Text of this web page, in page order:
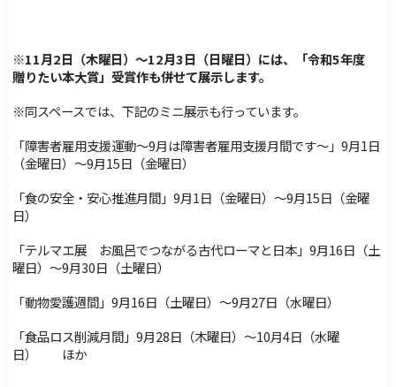
※11月2日（木曜日）～12月3日（日曜日）には、
「令和5年度
贈りたい本大賞」受賞作も併せて展示します。
※同スペースでは、下記のミニ展示も行っています。
「障害者雇用支援運動～9月は障害者雇用支援月間です～」9月1日
（金曜日）～9月15日（金曜日）
「食の安全・安心推進月間」9月1日（金曜日）～9月15日（金曜
日）
「テルマエ展 お風呂でつながる古代ローマと日本」9月16日（土
曜日）～9月30日（土曜日）
「動物愛護週間」9月16日（土曜日）～9月27日（水曜日）
「食品ロス削減月間」9月28日（木曜日）～10月4日（水曜
日） ほか